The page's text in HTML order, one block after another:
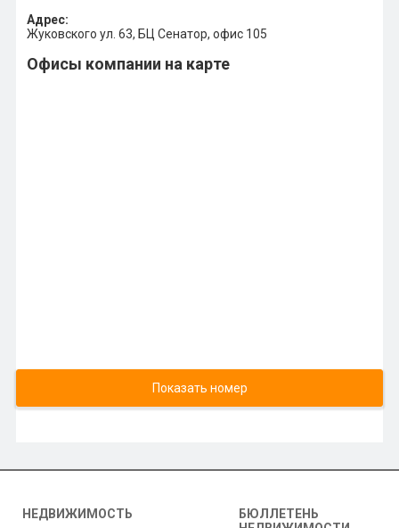
Адрес:
Жуковского ул. 63, БЦ Сенатор, офис 105
Офисы компании на карте
Показать номер
НЕДВИЖИМОСТЬ
БЮЛЛЕТЕНЬ